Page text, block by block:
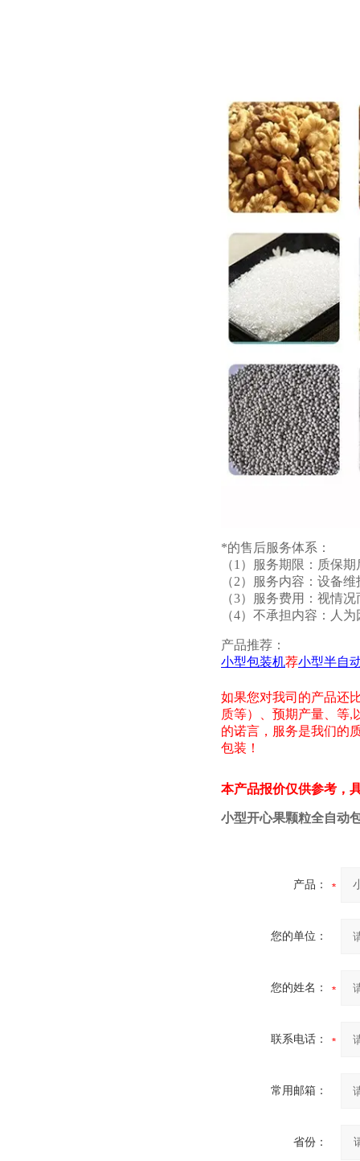
*的售后服务体系：
（1）服务期限：质保
（2）服务内容：设备
（3）服务费用：视情况
（4）不承担内容：人
产品推荐：
小型包装机荐小型半自
如果您对我司的产品还
质等）、预期产量、等,
的诺言，服务是我们的
包装！
本产品报价仅供参考，
小型开心果颗粒全自动
产品：
您的单位：
您的姓名：
联系电话：
常用邮箱：
省份：